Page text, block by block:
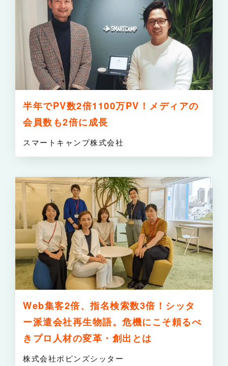
半年でPV数2倍1100万PV！メディアの
会員数も2倍に成長
スマートキャンプ株式会社
Web集客2倍、指名検索数3倍！シッタ
ー派遣会社再生物語。危機にこそ頼るべ
きプロ人材の変革・創出とは
株式会社ポピンズシッター